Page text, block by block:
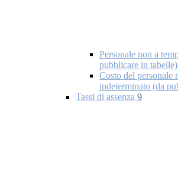
Personale non a
pubblicare in tabelle)
Costo del personale
indeterminato (da
Tassi di assenza 9